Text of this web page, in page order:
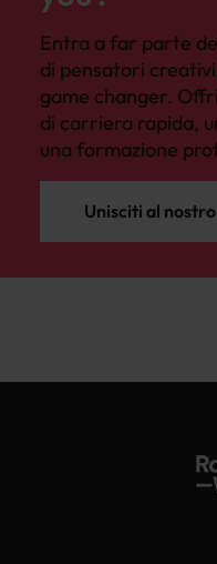
Entra a far parte
di pensatori
game changer.
di carriera rapida,
una formazione
Unisciti al